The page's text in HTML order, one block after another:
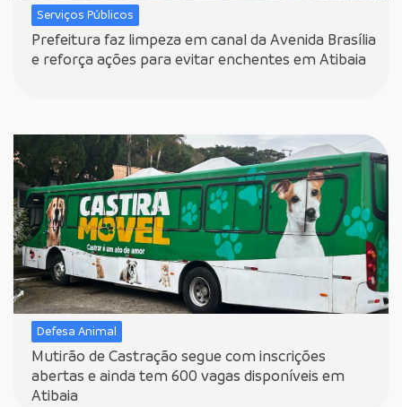
Serviços Públicos
Prefeitura faz limpeza em canal da Avenida Brasília
e reforça ações para evitar enchentes em Atibaia
Defesa Animal
Mutirão de Castração segue com inscrições
abertas e ainda tem 600 vagas disponíveis em
Atibaia